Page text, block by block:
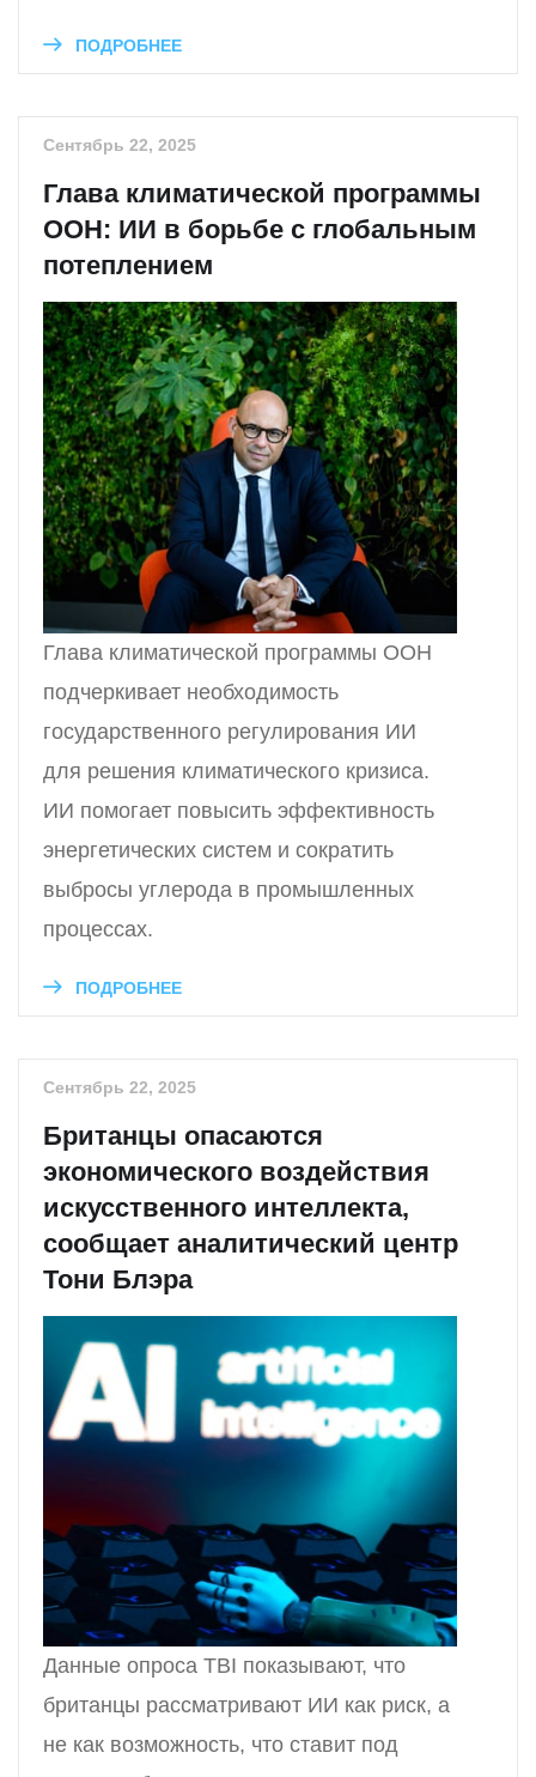
ПОДРОБНЕЕ
Сентябрь 22, 2025
Глава климатической программы
ООН: ИИ в борьбе с глобальным
потеплением
Глава климатической программы ООН
подчеркивает необходимость
государственного регулирования ИИ
для решения климатического кризиса.
ИИ помогает повысить эффективность
энергетических систем и сократить
выбросы углерода в промышленных
процессах.
ПОДРОБНЕЕ
Сентябрь 22, 2025
Британцы опасаются
экономического воздействия
искусственного интеллекта,
сообщает аналитический центр
Тони Блэра
Данные опроса TBI показывают, что
британцы рассматривают ИИ как риск, а
не как возможность, что ставит под